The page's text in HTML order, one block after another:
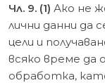
Чл. 9. (1) Ако не
лични данни да
цели и
всяко време да
обработка,